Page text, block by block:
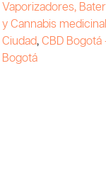
Vaporizadores,
y Cannabis
Ciudad,CBD Bogotá
Bogotá